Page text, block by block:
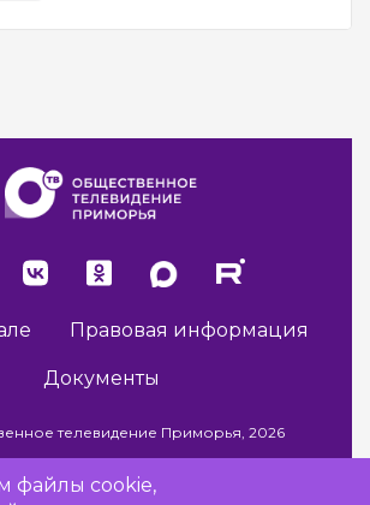
Правовая информация
Документы
телевидение Приморья, 2026
файлы cookie,